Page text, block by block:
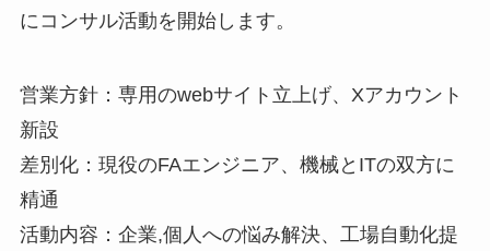
にコンサル活動を開始します。
営業方針：専用のwebサイト立上げ、Xアカウント
新設
差別化：現役のFAエンジニア、機械とITの双方に
精通
活動内容：企業,個人への悩み解決、工場自動化提